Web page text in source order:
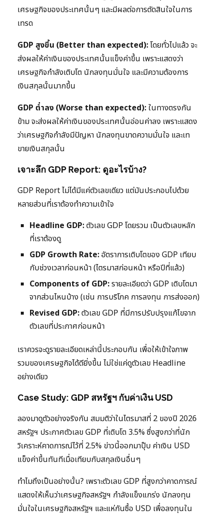
เศรษฐกิจของประเทศนั้นๆ และมีผลต่อการตัดสินใจในการ
เทรด
GDP สูงขึ้น (Better than expected):โดยทั่วไปแล้ว จะ
ส่งผลให้ค่าเงินของประเทศนั้นแข็งค่าขึ้น เพราะแสดงว่า
เศรษฐกิจกำลังเติบโต นักลงทุนมั่นใจ และมีความต้องการ
เงินสกุลนั้นมากขึ้น
GDP ต่ำลง (Worse than expected):ในทางตรงกัน
ข้าม จะส่งผลให้ค่าเงินของประเทศนั้นอ่อนค่าลง เพราะแสดง
ว่าเศรษฐกิจกำลังมีปัญหา นักลงทุนขาดความมั่นใจ และเท
ขายเงินสกุลนั้น
เจาะลึก GDP Report: ดูอะไรบ้าง?
GDP Report ไม่ได้มีแค่ตัวเลขเดียว แต่มันประกอบไปด้วย
หลายส่วนที่เราต้องทำความเข้าใจ
Headline GDP:ตัวเลข GDP โดยรวม เป็นตัวเลขหลัก
ที่เราต้องดู
GDP Growth Rate:อัตราการเติบโตของ GDP เทียบ
กับช่วงเวลาก่อนหน้า (ไตรมาสก่อนหน้า หรือปีที่แล้ว)
Components of GDP:รายละเอียดว่า GDP เติบโตมา
จากส่วนไหนบ้าง (เช่น การบริโภค การลงทุน การส่งออก)
Revised GDP:ตัวเลข GDP ที่มีการปรับปรุงแก้ไขจาก
ตัวเลขที่ประกาศก่อนหน้า
เราควรจะดูรายละเอียดเหล่านี้ประกอบกัน เพื่อให้เข้าใจภาพ
รวมของเศรษฐกิจได้ดียิ่งขึ้น ไม่ใช่แค่ดูตัวเลข Headline
อย่างเดียว
Case Study: GDP สหรัฐฯ กับค่าเงิน USD
ลองมาดูตัวอย่างจริงกัน สมมติว่าในไตรมาสที่ 2 ของปี 2026
สหรัฐฯ ประกาศตัวเลข GDP ที่เติบโต 3.5% ซึ่งสูงกว่าที่นัก
วิเคราะห์คาดการณ์ไว้ที่ 2.5% ข่าวนี้ออกมาปุ๊บ ค่าเงิน USD
แข็งค่าขึ้นทันทีเมื่อเทียบกับสกุลเงินอื่นๆ
ทำไมถึงเป็นอย่างนั้น? เพราะตัวเลข GDP ที่สูงกว่าคาดการณ์
แสดงให้เห็นว่าเศรษฐกิจสหรัฐฯ กำลังแข็งแกร่ง นักลงทุน
มั่นใจในเศรษฐกิจสหรัฐฯ และแห่กันซื้อ USD เพื่อลงทุนใน